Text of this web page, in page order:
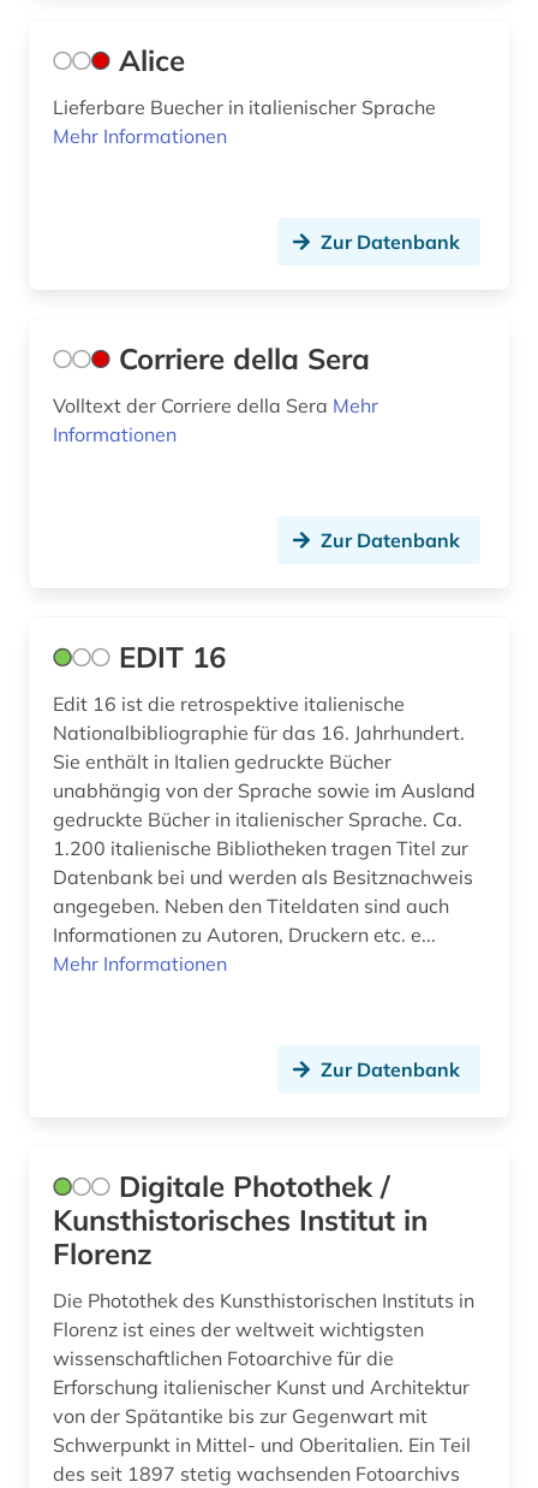
Alice
Lieferbare Buecher in italienischer Sprache
Mehr Informationen
Zur Datenbank
Corriere della Sera
Volltext der Corriere della Sera Mehr
Informationen
Zur Datenbank
EDIT 16
Edit 16 ist die retrospektive italienische
Nationalbibliographie für das 16. Jahrhundert.
Sie enthält in Italien gedruckte Bücher
unabhängig von der Sprache sowie im Ausland
gedruckte Bücher in italienischer Sprache. Ca.
1.200 italienische Bibliotheken tragen Titel zur
Datenbank bei und werden als Besitznachweis
angegeben. Neben den Titeldaten sind auch
Informationen zu Autoren, Druckern etc. e...
Mehr Informationen
Zur Datenbank
Digitale Photothek /
Kunsthistorisches Institut in
Florenz
Die Photothek des Kunsthistorischen Instituts in
Florenz ist eines der weltweit wichtigsten
wissenschaftlichen Fotoarchive für die
Erforschung italienischer Kunst und Architektur
von der Spätantike bis zur Gegenwart mit
Schwerpunkt in Mittel- und Oberitalien. Ein Teil
des seit 1897 stetig wachsenden Fotoarchivs